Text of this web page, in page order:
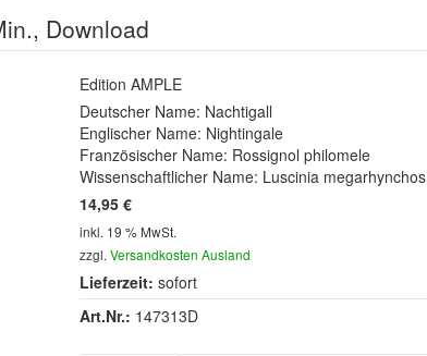
Download
Edition AMPLE
Deutscher Name: Nachtigall
Englischer Name: Nightingale
Französischer Name: Rossignol philomele
Wissenschaftlicher Name: Luscinia megarhynchos
14,95 €
inkl. 19 % MwSt.
zzgl.Versandkosten Ausland
Lieferzeit: sofort
Art.Nr.: 147313D